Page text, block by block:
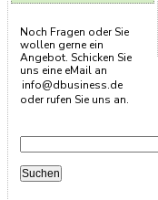
Noch Fragen oder Sie
wollen gerne ein
Angebot. Schicken Sie
uns eine eMail an
info@dbusiness.de
oder rufen Sie uns an.